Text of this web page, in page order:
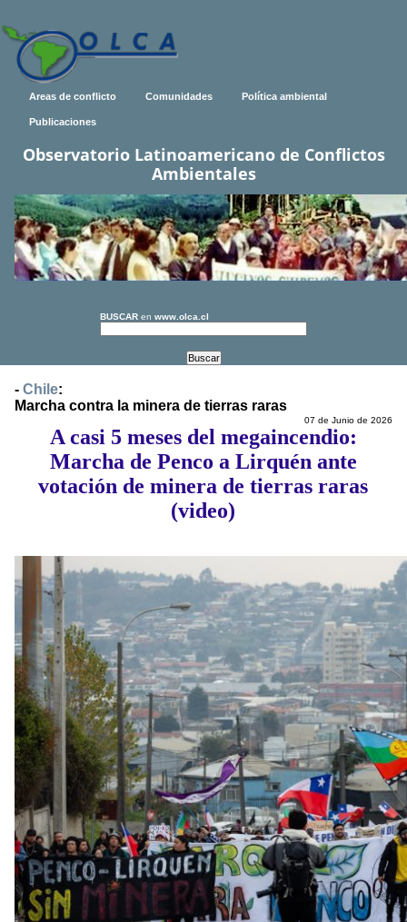
Areas de conflicto Comunidades Política ambiental
Publicaciones
Observatorio Latinoamericano de Conflictos
Ambientales
BUSCAR en www.olca.cl
- Chile:
Marcha contra la minera de tierras raras
07 de Junio de 2026
A casi 5 meses del megaincendio:
Marcha de Penco a Lirquén ante
votación de minera de tierras raras
(video)